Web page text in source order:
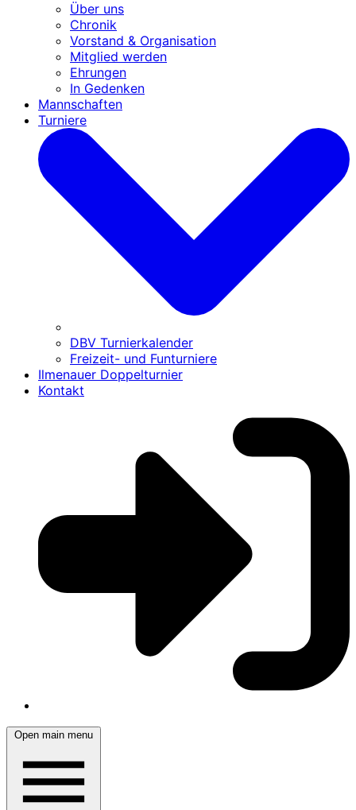
Über uns
Chronik
Vorstand & Organisation
Mitglied werden
Ehrungen
In Gedenken
Mannschaften
Turniere
DBV Turnierkalender
Freizeit- und Funturniere
Ilmenauer Doppelturnier
Kontakt
Open main menu